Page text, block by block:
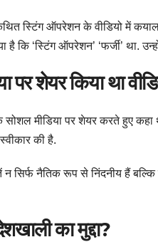
स्टिंग ऑपरेशन के वीडियो में
है कि ‘स्टिंग ऑपरेशन’ ‘फर्जी’ था.
पर शेयर किया था
सोशल मीडिया पर शेयर करते हुए
की है.
न सिर्फ नैतिक रूप से निंदनीय हैं
का मुद्दा?